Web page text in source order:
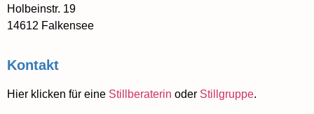
Holbeinstr. 19
14612 Falkensee
Kontakt
Hier klicken für eine Stillberaterin oder Stillgruppe.